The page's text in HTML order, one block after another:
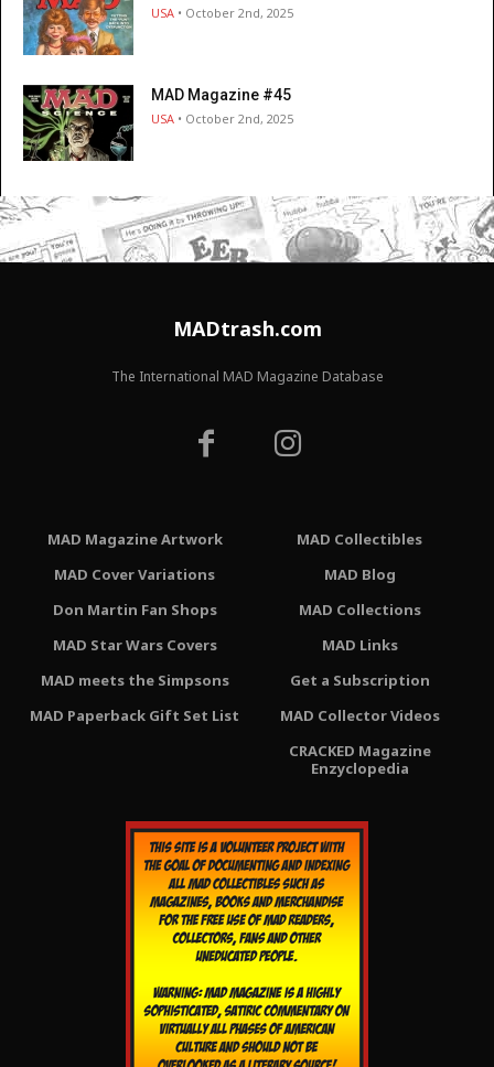
USA • October 2nd, 2025
MAD Magazine #45
USA • October 2nd, 2025
MADtrash.com
The International MAD Magazine Database
MAD Magazine Artwork
MAD Cover Variations
Don Martin Fan Shops
MAD Star Wars Covers
MAD meets the Simpsons
MAD Paperback Gift Set List
MAD Collectibles
MAD Blog
MAD Collections
MAD Links
Get a Subscription
MAD Collector Videos
CRACKED Magazine
Enzyclopedia